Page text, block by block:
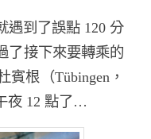
遇到了誤點 120 分
了接下來要轉乘的
根（Tübingen，
夜 12 點了…